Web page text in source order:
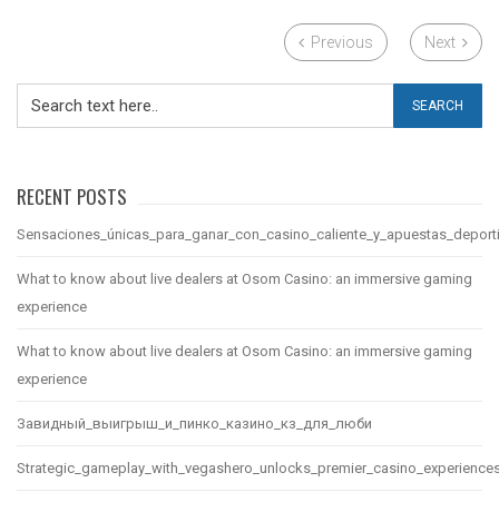
Previous Next
RECENT POSTS
What to know about live dealers at Osom Casino: an immersive gaming
experience
What to know about live dealers at Osom Casino: an immersive gaming
experience
Завидный_выигрыш_и_пинко_казино_кз_для_люби